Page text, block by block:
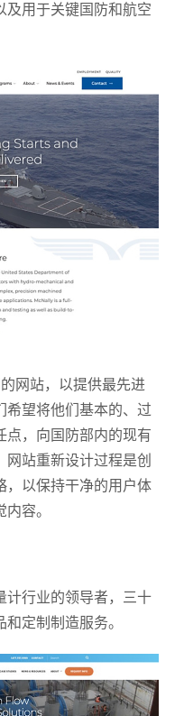
及用于关键国防和航空
网站，以提供最先进
希望将他们基本的、过
点，向国防部内的现有
站重新设计过程是创
，以保持干净的用户体
容。
计行业的领导者，三十
定制制造服务。